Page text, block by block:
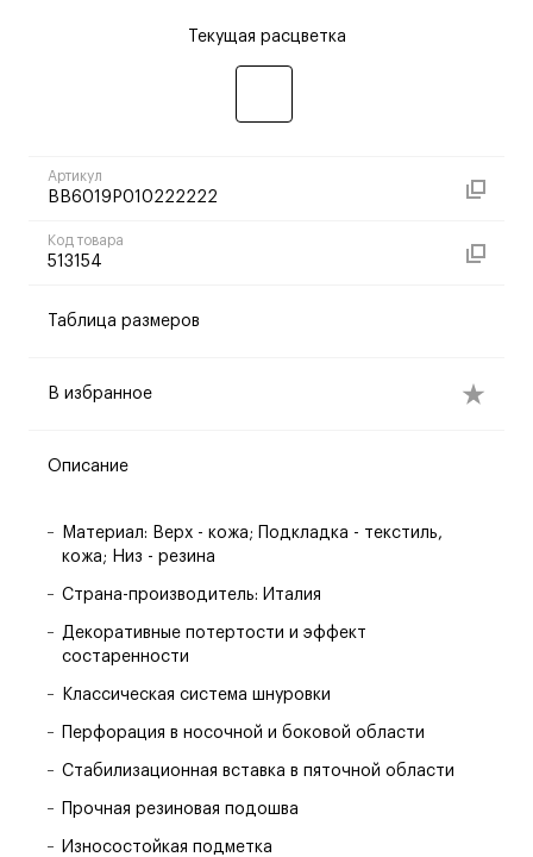
Текущая расцветка
Артикул
BB6019P010222222
Код товара
513154
Таблица размеров
В избранное
Описание
Материал: Верх - кожа; Подкладка - текстиль,
кожа; Низ - резина
Страна-производитель: Италия
Декоративные потертости и эффект
состаренности
Классическая система шнуровки
Перфорация в носочной и боковой области
Стабилизационная вставка в пяточной области
Прочная резиновая подошва
Износостойкая подметка